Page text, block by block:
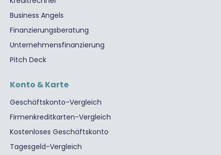
Business Angels
Finanzierungsberatung
Unternehmensfinanzierung
Pitch Deck
Konto & Karte
Geschäftskonto-Vergleich
Firmenkreditkarten-Vergleich
Kostenloses Geschäftskonto
Tagesgeld-Vergleich